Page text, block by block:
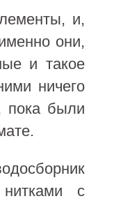
и,
они,
и такое
ничего
пока были
с